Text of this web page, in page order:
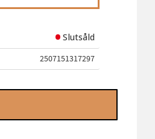
Slutsåld
2507151317297